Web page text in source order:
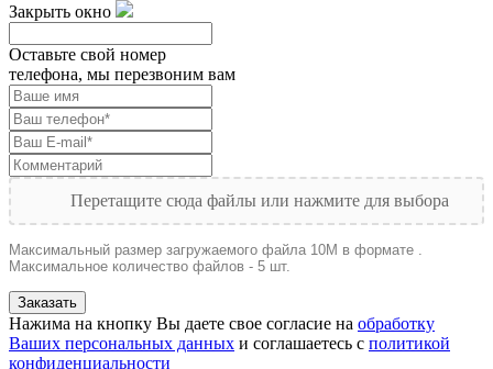
Закрыть окно
Оставьте свой номер
телефона, мы перезвоним вам
Перетащите сюда файлы или нажмите для выбора
Максимальный размер загружаемого файла 10M в формате .
Максимальное количество файлов - 5 шт.
Заказать
Нажима на кнопку Вы даете свое согласие на обработку
Ваших персональных данных и соглашаетесь с политикой
конфиденциальности